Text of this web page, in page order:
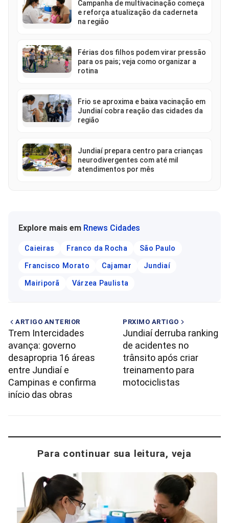
Campanha de multivacinação começa
e reforça atualização da caderneta
na região
Férias dos filhos podem virar pressão
para os pais; veja como organizar a
rotina
Frio se aproxima e baixa vacinação em
Jundiaí cobra reação das cidades da
região
Jundiaí prepara centro para crianças
neurodivergentes com até mil
atendimentos por mês
Explore mais em Rnews Cidades
Caieiras Franco da Rocha
São Paulo
Francisco Morato
Cajamar
Jundiaí
Mairiporã
Várzea Paulista
ARTIGO ANTERIOR
Trem Intercidades
avança: governo
desapropria 16 áreas
entre Jundiaí e
Campinas e confirma
início das obras
PRXIMO ARTIGO
Jundiaí derruba ranking
de acidentes no
trânsito após criar
treinamento para
motociclistas
Para continuar sua leitura, veja